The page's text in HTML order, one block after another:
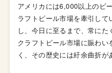
アメリカには6,000以上のビ
ラフトビール市場を牽引し
し、今日に至るまで、常に
クラフトビール市場に賑わ
く、その歴史には紆余曲折